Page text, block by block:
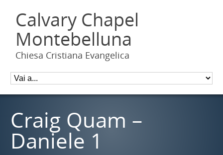
Calvary Chapel
Montebelluna
Chiesa Cristiana Evangelica
Craig Quam –
Daniele 1